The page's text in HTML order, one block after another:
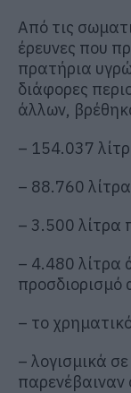
Από τις
έρευνες που
πρατήρια
διάφορες
άλλων,
– 154.037
– 88.760
– 3.500 λίτρα
– 4.480 λίτρα
προσδιορισμό
– το
– λογισμικά